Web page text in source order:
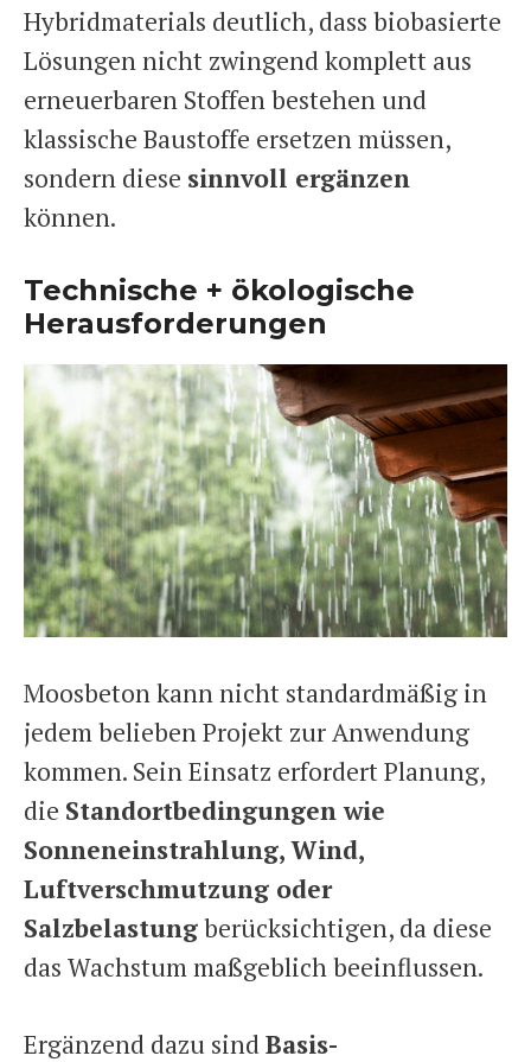
Hybridmaterials deutlich, dass biobasierte
Lösungen nicht zwingend komplett aus
erneuerbaren Stoffen bestehen und
klassische Baustoffe ersetzen müssen,
sondern diese sinnvoll ergänzen
können.
Technische + ökologische
Herausforderungen
Moosbeton kann nicht standardmäßig in
jedem belieben Projekt zur Anwendung
kommen. Sein Einsatz erfordert Planung,
die Standortbedingungen wie
Sonneneinstrahlung, Wind,
Luftverschmutzung oder
Salzbelastungberücksichtigen, da diese
das Wachstum maßgeblich beeinflussen.
Ergänzend dazu sindBasis-